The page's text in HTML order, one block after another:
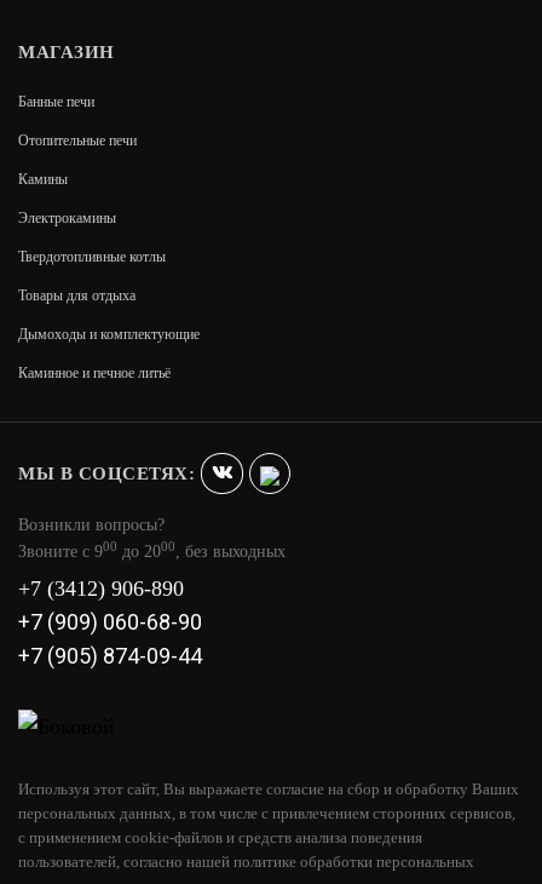
FOBOS LUX BLACK/BRASS
MOONBLAZE S LUX BLACK
МАГАЗИН
Банные печи
Отопительные печи
Камины
Электрокамины
Твердотопливные котлы
Товары для отдыха
Дымоходы и комплектующие
Каминное и печное литьё
МЫ В СОЦСЕТЯХ:
Возникли вопросы?
Звоните с 900 до 2000, без выходных
+7 (3412) 906-890
+7 (909) 060-68-90
+7 (905) 874-09-44
Используя этот сайт, Вы выражаете согласие на сбор и обработку Ваших
персональных данных, в том числе с привлечением сторонних сервисов,
с применением cookie-файлов и средств анализа поведения
пользователей, согласно нашей политике обработки персональных